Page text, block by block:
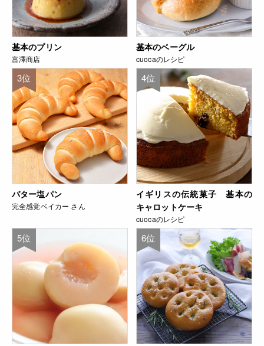
基本のプリン
富澤商店
基本のベーグル
cuocaのレシピ
3位
バター塩パン
完全感覚ベイカー さん
4位
イギリスの伝統菓子 基本の
キャロットケーキ
cuocaのレシピ
5位 6位